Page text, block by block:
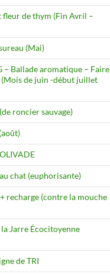
de thym (Fin Avril –
(Mai)
– Ballade aromatique – Faire
(Mois de juin -début juillet
roncier sauvage)
chat (euphorisante)
recharge (contre la mouche
Jarre Écocitoyenne
de TRI